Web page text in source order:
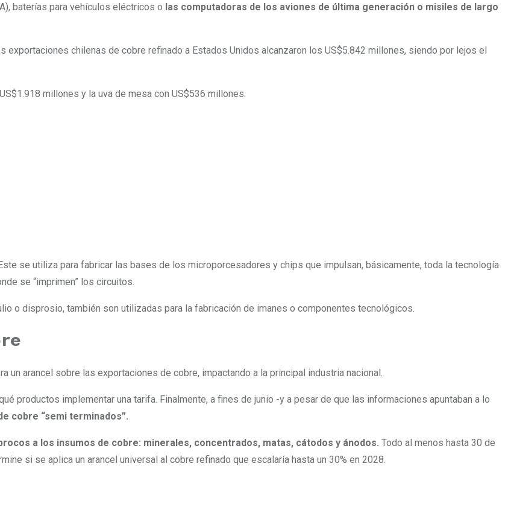
baterías para vehículos eléctricos o las computadoras de los aviones de última generación o misiles de largo
exportaciones chilenas de cobre refinado a Estados Unidos alcanzaron los US$5.842 millones, siendo por lejos el
millones y la uva de mesa con US$536 millones.
se utiliza para fabricar las bases de los microporcesadores y chips que impulsan, básicamente, toda la tecnología
se “imprimen” los circuitos.
o disprosio, también son utilizadas para la fabricación de imanes o componentes tecnológicos.
un arancel sobre las exportaciones de cobre, impactando a la principal industria nacional.
productos implementar una tarifa. Finalmente, a fines de junio -y a pesar de que las informaciones apuntaban a lo
cobre “semi terminados”.
a los insumos de cobre: minerales, concentrados, matas, cátodos y ánodos. Todo al menos hasta 30 de
si se aplica un arancel universal al cobre refinado que escalaría hasta un 30% en 2028.